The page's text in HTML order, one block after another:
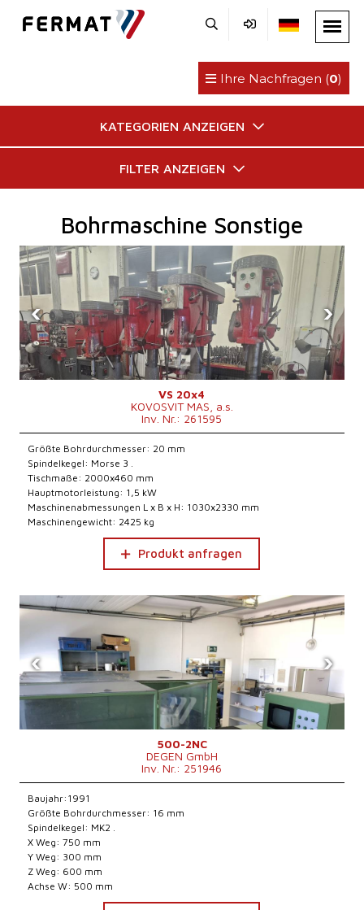
Ihre Nachfragen (0)
KATEGORIEN ANZEIGEN
FILTER ANZEIGEN
Bohrmaschine Sonstige
‹ ›
VS 20x4
KOVOSVIT MAS, a.s.
Inv. Nr.: 261595
Größte Bohrdurchmesser: 20 mm
Spindelkegel: Morse 3 .
Tischmaße: 2000x460 mm
Hauptmotorleistung: 1,5 kW
Maschinenabmessungen L x B x H: 1030x2330 mm
Maschinengewicht: 2425 kg
Produkt anfragen
‹ ›
500-2NC
DEGEN GmbH
Inv. Nr.: 251946
Baujahr:1991
Größte Bohrdurchmesser: 16 mm
Spindelkegel: MK2 .
X Weg: 750 mm
Y Weg: 300 mm
Z Weg: 600 mm
Achse W: 500 mm